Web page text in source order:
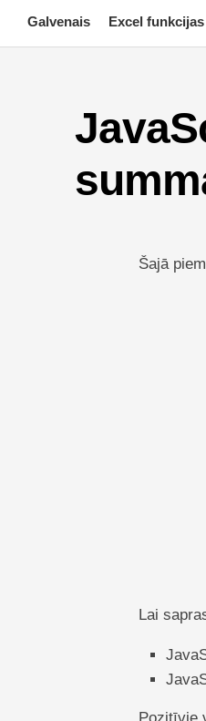
content
Galvenais Excel funkcijas
Excel
padomi
Formula
Šajā
Lai